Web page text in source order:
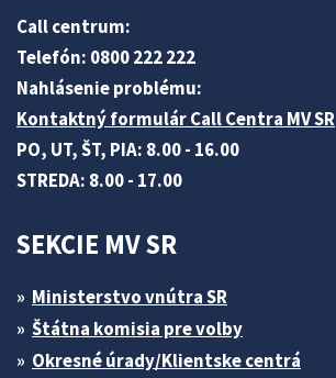
Call centrum:
Telefón: 0800 222 222
Nahlásenie problému:
Kontaktný formulár Call Centra MV SR
PO, UT, ŠT, PIA: 8.00 - 16.00
STREDA: 8.00 - 17.00
SEKCIE MV SR
Ministerstvo vnútra SR
Štátna komisia pre volby
Okresné úrady/Klientske centrá